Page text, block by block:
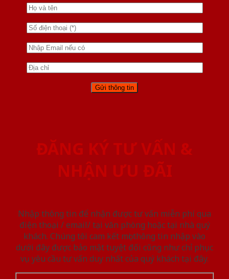
ĐĂNG KÝ TƯ VẤN &
NHẬN ƯU ĐÃI
Nhập thông tin để nhận được tư vấn miễn phí qua
điện thoại / email/ tại văn phòng hoặc tại nhà quý
khách. Chúng tôi cam kết mọi thông tin nhập vào
dưới đây được bảo mật tuyệt đối cũng như chỉ phục
vụ yêu cầu tư vấn duy nhất của quý khách tại đây.